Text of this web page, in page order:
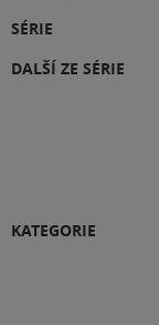
SÉRIE
DALŠÍ ZE SÉRIE
KATEGORIE